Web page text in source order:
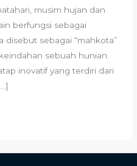
musim hujan dan
berfungsi sebagai
disebut sebagai “mahkota”
sebuah hunian.
inovatif yang terdiri dari